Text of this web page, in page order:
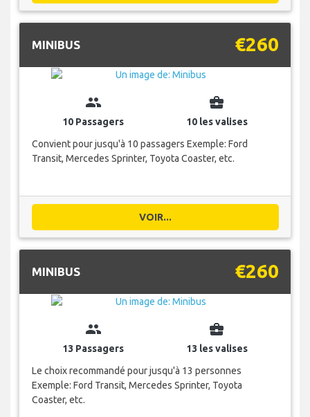
MINIBUS €260
group
10 Passagers
business_center
10 les valises
Convient pour jusqu'à 10 passagers Exemple: Ford
Transit, Mercedes Sprinter, Toyota Coaster, etc.
VOIR...
MINIBUS €260
group
13 Passagers
business_center
13 les valises
Le choix recommandé pour jusqu'à 13 personnes
Exemple: Ford Transit, Mercedes Sprinter, Toyota
Coaster, etc.